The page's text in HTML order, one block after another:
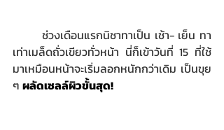
ช่วงเดือนแรกนิชาทาเป็น เช้า- เย็น ทา
เท่าเมล็ดถั่วเขียวทั่วหน้า นี่ก็เข้าวันที่ 15 ที่ใช้
มาเหมือนหน้าจะเริ่มลอกหนักกว่าเดิม เป็นขุย
ๆ ผลัดเซลล์ผิวขั้นสุด!